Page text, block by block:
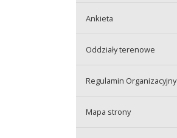
Ankieta
Oddziały terenowe
Regulamin Organizacyjny
Mapa strony